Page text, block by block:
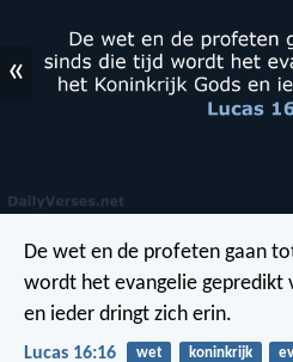
«
De wet en de profeten gaan
wordt het evangelie gepredikt
en ieder dringt zich erin.
Lucas 16:16 wet koninkrijk